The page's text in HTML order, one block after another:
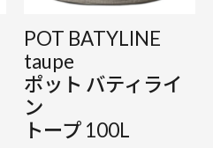
POT BATYLINE
taupe
ポット バティライ
ン
トープ 100L